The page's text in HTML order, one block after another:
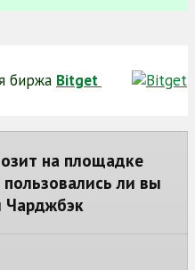
биржа Bitget
на площадке
ли вы
Чарджбэк